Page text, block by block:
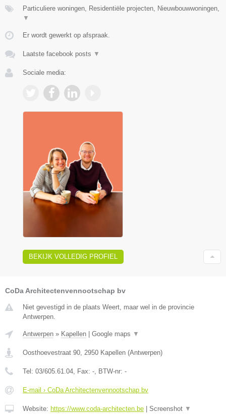
Particuliere woningen, Residentiële projecten, Nieuwbouwwoningen,
▼
Er wordt gewerkt op afspraak.
Laatste facebook posts ▼
Sociale media:
BEKIJK VOLLEDIG PROFIEL
CoDa Architectenvennootschap bv
Niet gevestigd in de plaats Weert, maar wel in de provincie
Antwerpen.
Antwerpen » Kapellen Google maps ▼
Oosthoevestraat 90 2950 Kapellen (Antwerpen)
Tel: 03/605.61.04 , Fax: - , BTW-nr: -
E-mail › CoDa Architectenvennootschap bv
Website: https://www.coda-architecten.be Screenshot ▼